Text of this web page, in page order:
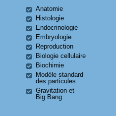
Anatomie
Histologie
Endocrinologie
Embryologie
Reproduction
Biologie cellulaire
Biochimie
Modèle standard
des particules
Gravitation et
Big Bang